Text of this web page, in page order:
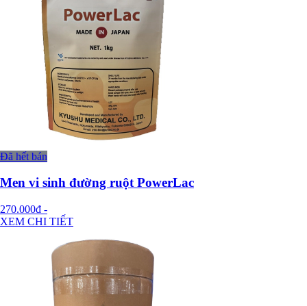
Đã hết bán
Men vi sinh đường ruột PowerLac
270.000đ -
XEM CHI TIẾT